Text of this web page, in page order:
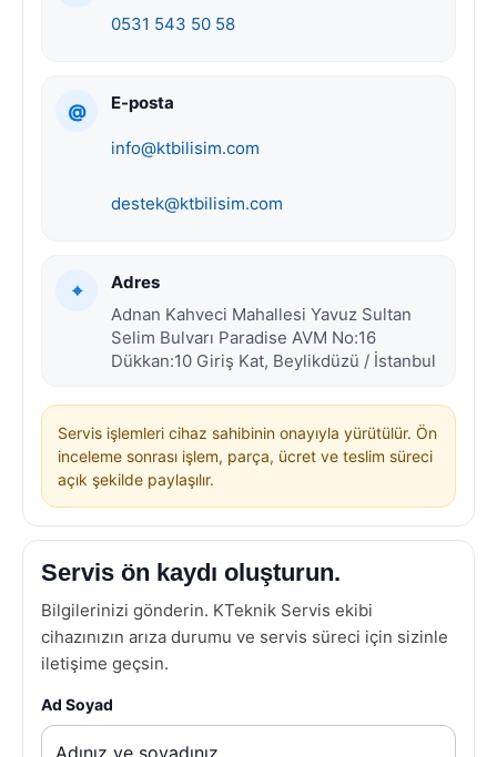
0531 543 50 58
@ E-posta
info@ktbilisim.com
destek@ktbilisim.com
⌖
Adres
Adnan Kahveci Mahallesi Yavuz Sultan
Selim Bulvarı Paradise AVM No:16
Dükkan:10 Giriş Kat, Beylikdüzü / İstanbul
Servis işlemleri cihaz sahibinin onayıyla yürütülür. Ön
inceleme sonrası işlem, parça, ücret ve teslim süreci
açık şekilde paylaşılır.
Servis ön kaydı oluşturun.
Bilgilerinizi gönderin. KTeknik Servis ekibi
cihazınızın arıza durumu ve servis süreci için sizinle
iletişime geçsin.
Ad Soyad